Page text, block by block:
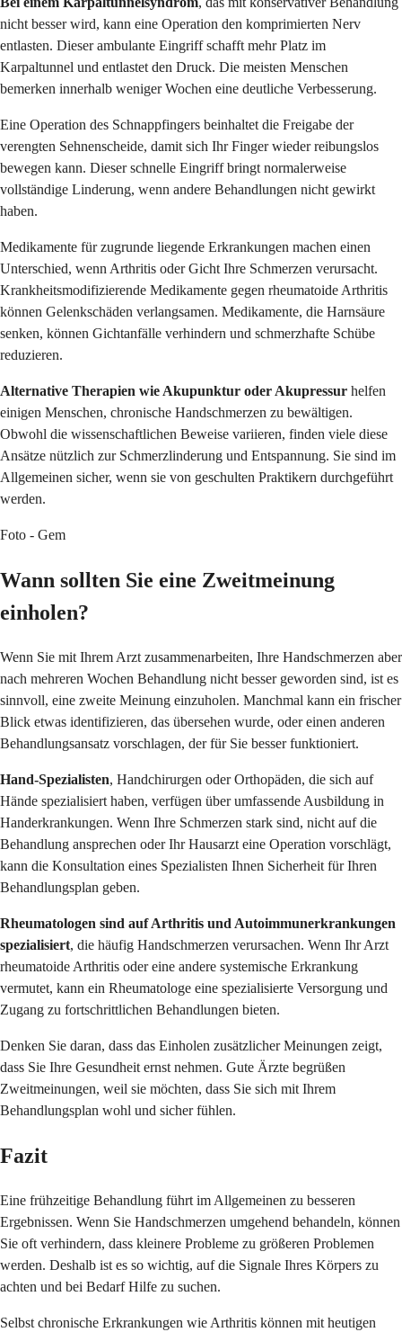
nicht besser wird, kann eine Operation den komprimierten Nerv
entlasten. Dieser ambulante Eingriff schafft mehr Platz im
Karpaltunnel und entlastet den Druck. Die meisten Menschen
bemerken innerhalb weniger Wochen eine deutliche Verbesserung.
Eine Operation des Schnappfingers beinhaltet die Freigabe der
verengten Sehnenscheide, damit sich Ihr Finger wieder reibungslos
bewegen kann. Dieser schnelle Eingriff bringt normalerweise
vollständige Linderung, wenn andere Behandlungen nicht gewirkt
haben.
Medikamente für zugrunde liegende Erkrankungen machen einen
Unterschied, wenn Arthritis oder Gicht Ihre Schmerzen verursacht.
Krankheitsmodifizierende Medikamente gegen rheumatoide Arthritis
können Gelenkschäden verlangsamen. Medikamente, die Harnsäure
senken, können Gichtanfälle verhindern und schmerzhafte Schübe
reduzieren.
Alternative Therapien wie Akupunktur oder Akupressur helfen
einigen Menschen, chronische Handschmerzen zu bewältigen.
Obwohl die wissenschaftlichen Beweise variieren, finden viele diese
Ansätze nützlich zur Schmerzlinderung und Entspannung. Sie sind im
Allgemeinen sicher, wenn sie von geschulten Praktikern durchgeführt
werden.
Foto - Gem
Wann sollten Sie eine Zweitmeinung
einholen?
Wenn Sie mit Ihrem Arzt zusammenarbeiten, Ihre Handschmerzen aber
nach mehreren Wochen Behandlung nicht besser geworden sind, ist es
sinnvoll, eine zweite Meinung einzuholen. Manchmal kann ein frischer
Blick etwas identifizieren, das übersehen wurde, oder einen anderen
Behandlungsansatz vorschlagen, der für Sie besser funktioniert.
Hand-Spezialisten, Handchirurgen oder Orthopäden, die sich auf
Hände spezialisiert haben, verfügen über umfassende Ausbildung in
Handerkrankungen. Wenn Ihre Schmerzen stark sind, nicht auf die
Behandlung ansprechen oder Ihr Hausarzt eine Operation vorschlägt,
kann die Konsultation eines Spezialisten Ihnen Sicherheit für Ihren
Behandlungsplan geben.
Rheumatologen sind auf Arthritis und Autoimmunerkrankungen
spezialisiert, die häufig Handschmerzen verursachen. Wenn Ihr Arzt
rheumatoide Arthritis oder eine andere systemische Erkrankung
vermutet, kann ein Rheumatologe eine spezialisierte Versorgung und
Zugang zu fortschrittlichen Behandlungen bieten.
Denken Sie daran, dass das Einholen zusätzlicher Meinungen zeigt,
dass Sie Ihre Gesundheit ernst nehmen. Gute Ärzte begrüßen
Zweitmeinungen, weil sie möchten, dass Sie sich mit Ihrem
Behandlungsplan wohl und sicher fühlen.
Fazit
Eine frühzeitige Behandlung führt im Allgemeinen zu besseren
Ergebnissen. Wenn Sie Handschmerzen umgehend behandeln, können
Sie oft verhindern, dass kleinere Probleme zu größeren Problemen
werden. Deshalb ist es so wichtig, auf die Signale Ihres Körpers zu
achten und bei Bedarf Hilfe zu suchen.
Selbst chronische Erkrankungen wie Arthritis können mit heutigen